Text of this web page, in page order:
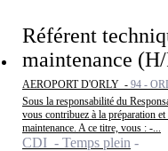
Référent
maintenance
AEROPORT D'ORLY - 94 -
Sous la responsabilité du
vous contribuez à la préparation
maintenance. A ce titre, vous : -...
CDI - Temps plein